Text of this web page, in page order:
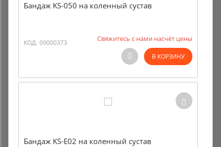
Бандаж KS-050 на коленный сустав
КОД: 09000373 Свяжитесь с нами насчёт цены
В КОРЗИНУ
Бандаж KS-E02 на коленный сустав